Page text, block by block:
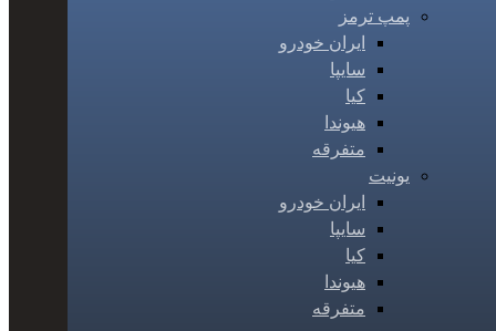
پمپ ترمز
ایران خودرو
سایپا
کیا
هیوندا
متفرقه
یونیت
ایران خودرو
سایپا
کیا
هیوندا
متفرقه